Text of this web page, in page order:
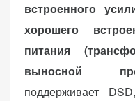
встроенного
хорошего
питания
выносной
поддерживает